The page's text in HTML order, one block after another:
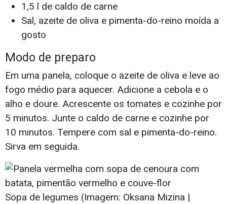
1,5 l de caldo de carne
Sal, azeite de oliva e pimenta-do-reino moída a
gosto
Modo de preparo
Em uma panela, coloque o azeite de oliva e leve ao
fogo médio para aquecer. Adicione a cebola e o
alho e doure. Acrescente os tomates e cozinhe por
5 minutos. Junte o caldo de carne e cozinhe por
10 minutos. Tempere com sal e pimenta-do-reino.
Sirva em seguida.
Sopa de legumes (Imagem: Oksana Mizina |